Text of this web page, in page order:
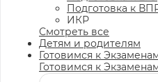
Подготовка к
ИКР
Смотреть все
Детям и родителям
Готовимся к
Готовимся к